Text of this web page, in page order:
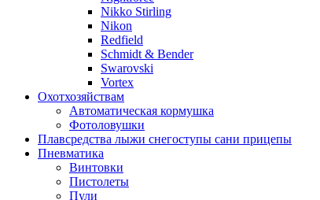
Nikko Stirling
Nikon
Redfield
Schmidt & Bender
Swarovski
Vortex
Охотхозяйствам
Автоматическая кормушка
Фотоловушки
Плавсредства лыжи снегоступы сани прицепы
Пневматика
Винтовки
Пистолеты
Пули